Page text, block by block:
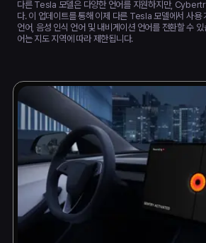
다른 Tesla 모델은 다양한 언어를 지원하지만,
다. 이 업데이트를 통해 이제 다른 Tesla 모델에서 사용
언어, 음성 인식 언어 및 내비게이션 언어를 전환할 수
어는 지도 지역에 따라 제한됩니다.